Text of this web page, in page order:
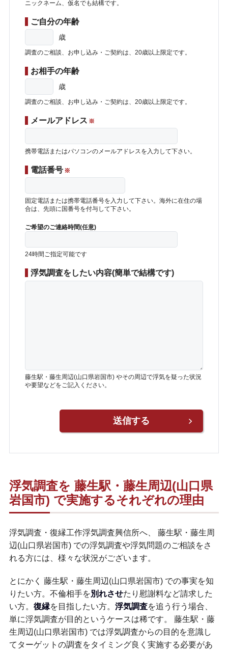
ニックネーム、仮名でも結構です。
ご自分の年齢
歳
調査のご相談、お申し込み・ご契約は、20歳以上限定です。
お相手の年齢
歳
調査のご相談、お申し込み・ご契約は、20歳以上限定です。
メールアドレス ※
携帯電話またはパソコンのメールアドレスを入力して下さい。
電話番号 ※
固定電話または携帯電話番号を入力して下さい。海外に在住の場
合は、先頭に国番号を付与して下さい。
ご希望のご連絡時間(任意)
24時間ご指定可能です
浮気調査をしたい内容(簡単で結構です)
藤生駅・藤生周辺(山口県岩国市) やその周辺で浮気を疑った状況
や要望などをご記入ください。
浮気調査を 藤生駅・藤生周辺(山口県
岩国市) で実施するそれぞれの理由
浮気調査・復縁工作浮気調査興信所へ、 藤生駅・藤生周
辺(山口県岩国市) での浮気調査や浮気問題のご相談をさ
れる方には、様々な状況がございます。
とにかく 藤生駅・藤生周辺(山口県岩国市) での事実を知
りたい方。不倫相手を別れさせたり慰謝料など請求した
い方。 復縁を目指したい方。 浮気調査を追う行う場合、
単に浮気調査が目的というケースは稀です。 藤生駅・藤
生周辺(山口県岩国市) では浮気調査からの目的を意識し
てターゲットの調査をタイミング良く実施する必要があ